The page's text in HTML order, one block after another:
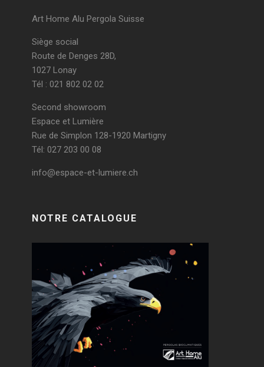
Art Home Alu Pergola Suisse
Siège social
Route de Denges 28D,
1027 Lonay
Tél : 021 802 02 02
Second showroom
Espace et Lumière
Rue de Simplon 128-1920 Martigny
Tél: 027 203 00 08
info@espace-et-lumiere.ch
NOTRE CATALOGUE